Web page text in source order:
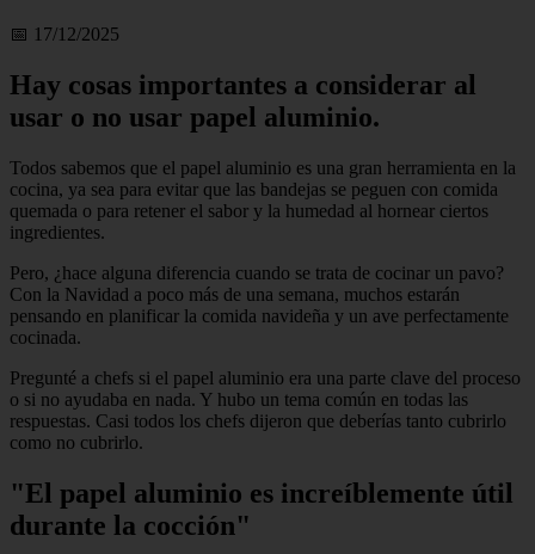
📅 17/12/2025
Hay cosas importantes a considerar al
usar o no usar papel aluminio.
Todos sabemos que el papel aluminio es una gran herramienta en la
cocina, ya sea para evitar que las bandejas se peguen con comida
quemada o para retener el sabor y la humedad al hornear ciertos
ingredientes.
Pero, ¿hace alguna diferencia cuando se trata de cocinar un pavo?
Con la Navidad a poco más de una semana, muchos estarán
pensando en planificar la comida navideña y un ave perfectamente
cocinada.
Pregunté a chefs si el papel aluminio era una parte clave del proceso
o si no ayudaba en nada. Y hubo un tema común en todas las
respuestas. Casi todos los chefs dijeron que deberías tanto cubrirlo
como no cubrirlo.
"El papel aluminio es increíblemente útil
durante la cocción"